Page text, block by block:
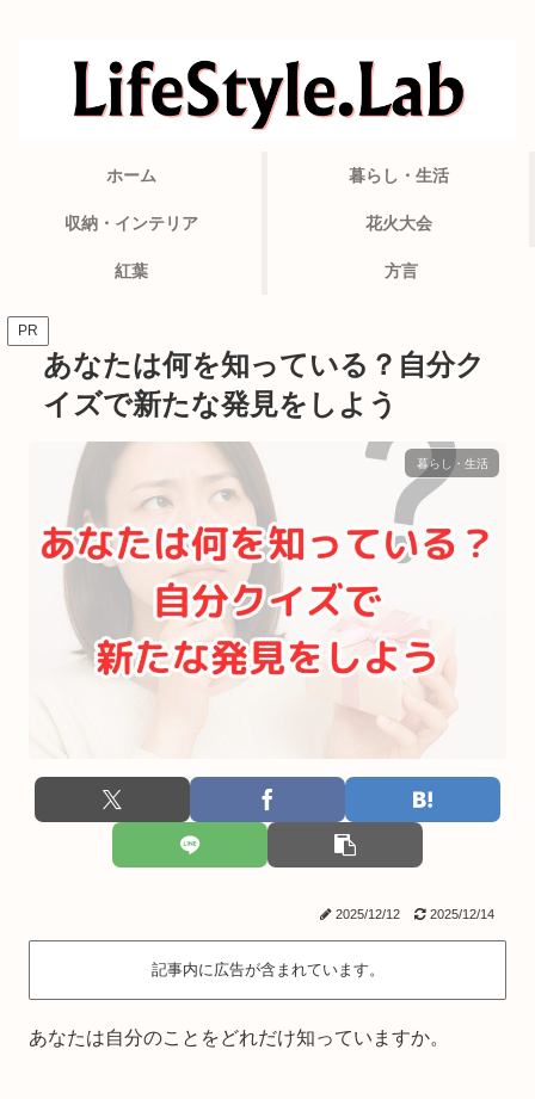
ホーム 暮らし・生活
収納・インテリア 花火大会
紅葉 方言
PR
あなたは何を知っている？自分ク
イズで新たな発見をしよう
暮らし・生活
2025/12/12 2025/12/14
記事内に広告が含まれています。
あなたは自分のことをどれだけ知っていますか。